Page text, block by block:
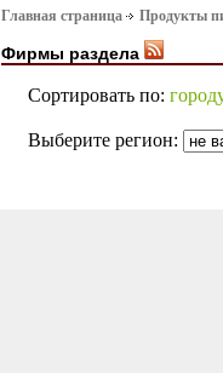
Главная страница Продукты
Фирмы раздела
Сортировать по:
Выберите регион: